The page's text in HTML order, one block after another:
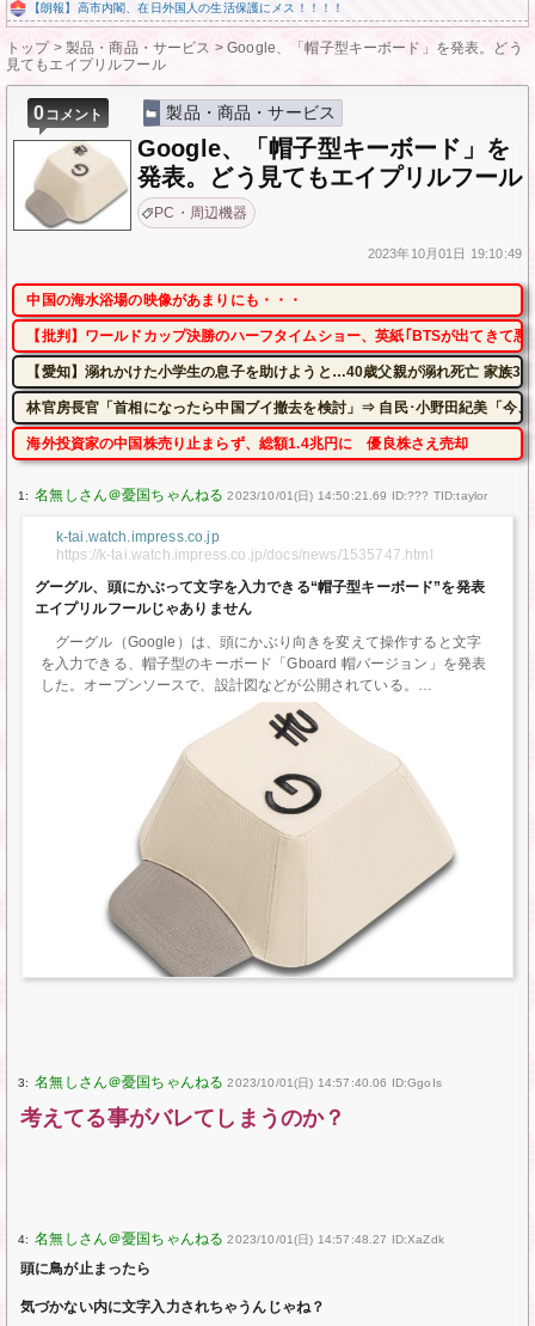
【朗報】高市内閣、在日外国人の生活保護にメス！！！！
トップ> 製品・商品・サービス >Google、「帽子型キーボード」を発表。どう
見てもエイプリルフール
0コメント 製品・商品・サービス
Google、「帽子型キーボード」を
発表。どう見てもエイプリルフール
PC・周辺機器
2023年10月01日 19:10:49
中国の海水浴場の映像があまりにも・・・
【批判】ワールドカップ決勝のハーフタイムショー、英紙｢BTSが出てきて悪
【愛知】溺れかけた小学生の息子を助けようと…40歳父親が溺れ死亡 家族
林官房長官「首相になったら中国ブイ撤去を検討」⇒ 自民･小野田紀美「今
海外投資家の中国株売り止まらず、総額1.4兆円に 優良株さえ売却
1: 2023/10/01(日) 14:50:21.69 ID:??? TID:taylor
k-tai.watch.impress.co.jp
https://k-tai.watch.impress.co.jp/docs/news/1535747.html
グーグル、頭にかぶって文字を入力できる“帽子型キーボード”を発表
エイプリルフールじゃありません
グーグル（Google）は、頭にかぶり向きを変えて操作すると文字
を入力できる、帽子型のキーボード「Gboard 帽バージョン」を発表
した。オープンソースで、設計図などが公開されている。
3: 2023/10/01(日) 14:57:40.06 ID:GgoIs
考えてる事がバレてしまうのか？
4: 2023/10/01(日) 14:57:48.27 ID:XaZdk
頭に鳥が止まったら
気づかない内に文字入力されちゃうんじゃね？